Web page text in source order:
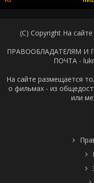
(C) Copyright На
ПРАВООБЛАДАТЕЛЯМ И
ПОЧТА -
На сайте размещается
о фильмах - из
или